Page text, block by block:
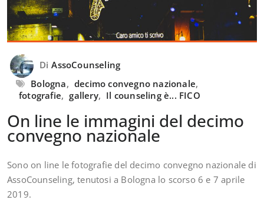
Di AssoCounseling
Bologna, decimo convegno nazionale,
fotografie, gallery, Il counseling è... FICO
On line le immagini del decimo
convegno nazionale
Sono on line le fotografie del decimo convegno nazionale di
AssoCounseling, tenutosi a Bologna lo scorso 6 e 7 aprile
2019.